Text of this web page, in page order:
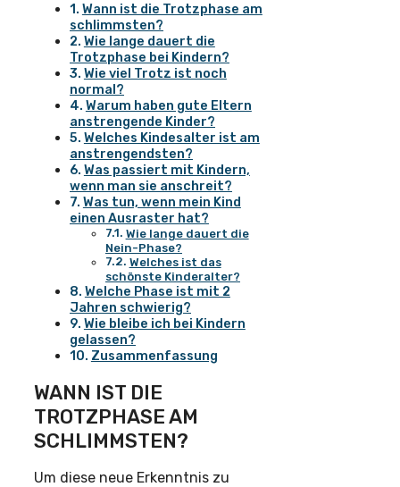
Wann ist die Trotzphase am
schlimmsten?
Wie lange dauert die
Trotzphase bei Kindern?
Wie viel Trotz ist noch
normal?
Warum haben gute Eltern
anstrengende Kinder?
Welches Kindesalter ist am
anstrengendsten?
Was passiert mit Kindern,
wenn man sie anschreit?
Was tun, wenn mein Kind
einen Ausraster hat?
Wie lange dauert die
Nein-Phase?
Welches ist das
schönste Kinderalter?
Welche Phase ist mit 2
Jahren schwierig?
Wie bleibe ich bei Kindern
gelassen?
Zusammenfassung
WANN IST DIE
TROTZPHASE AM
SCHLIMMSTEN?
Um diese neue Erkenntnis zu